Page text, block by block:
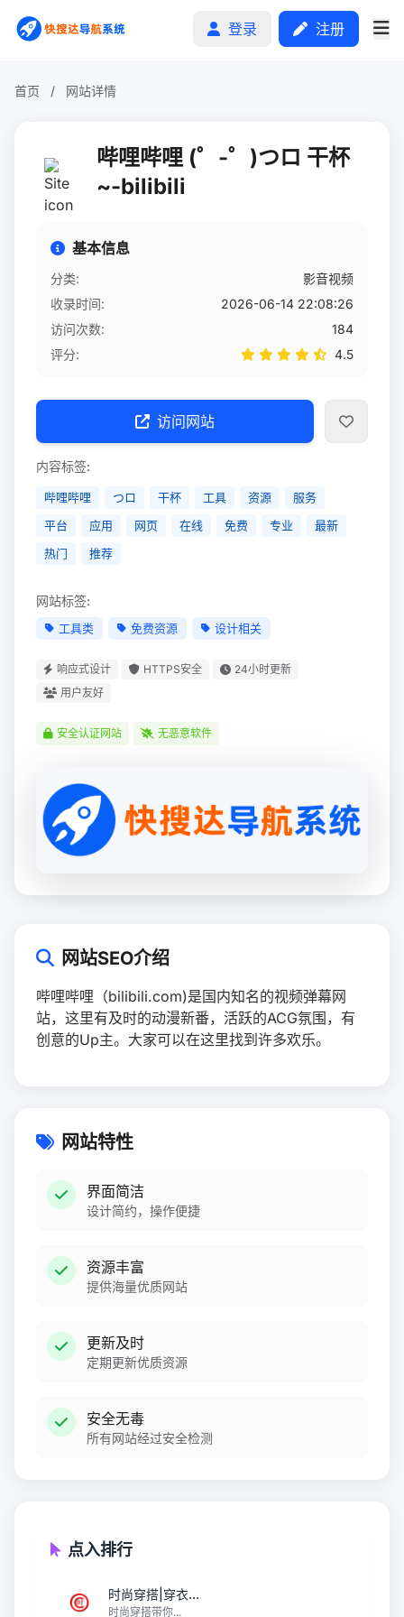
登录 注册
分类排行
自助广告
首页 / 网站详情
哔哩哔哩 (゜-゜)つロ 干杯
~-bilibili
基本信息
分类:
影音视频
收录时间:
2026-06-14 22:08:26
访问次数:
184
评分:
4.5
访问网站
内容标签:
哔哩哔哩 つロ 干杯 工具 资源
服务
平台
应用 网页 在线 免费 专业
最新
热门
推荐
网站标签:
工具类 免费资源 设计相关
响应式设计 HTTPS安全
24小时更新
用户友好
安全认证网站 无恶意软件
网站SEO介绍
哔哩哔哩（bilibili.com)是国内知名的视频弹幕网
站，这里有及时的动漫新番，活跃的ACG氛围，有
创意的Up主。大家可以在这里找到许多欢乐。
网站特性
界面简洁
设计简约，操作便捷
资源丰富
提供海量优质网站
更新及时
定期更新优质资源
安全无毒
所有网站经过安全检测
点入排行
时尚穿搭|穿衣...
时尚穿搭带你...